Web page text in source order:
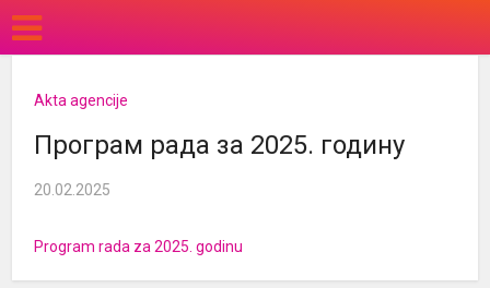
Akta agencije
Програм рада за 2025. годину
20.02.2025
Program rada za 2025. godinu